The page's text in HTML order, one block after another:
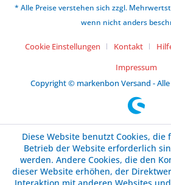
* Alle Preise verstehen sich zzgl.
wenn nicht anders
Cookie Einstellungen Kontakt
Impressum
Copyright © markenbon Versand -
Diese Website benutzt Cookies,
Betrieb der Website erforderlich
werden. Andere Cookies, die den
dieser Website erhöhen, der